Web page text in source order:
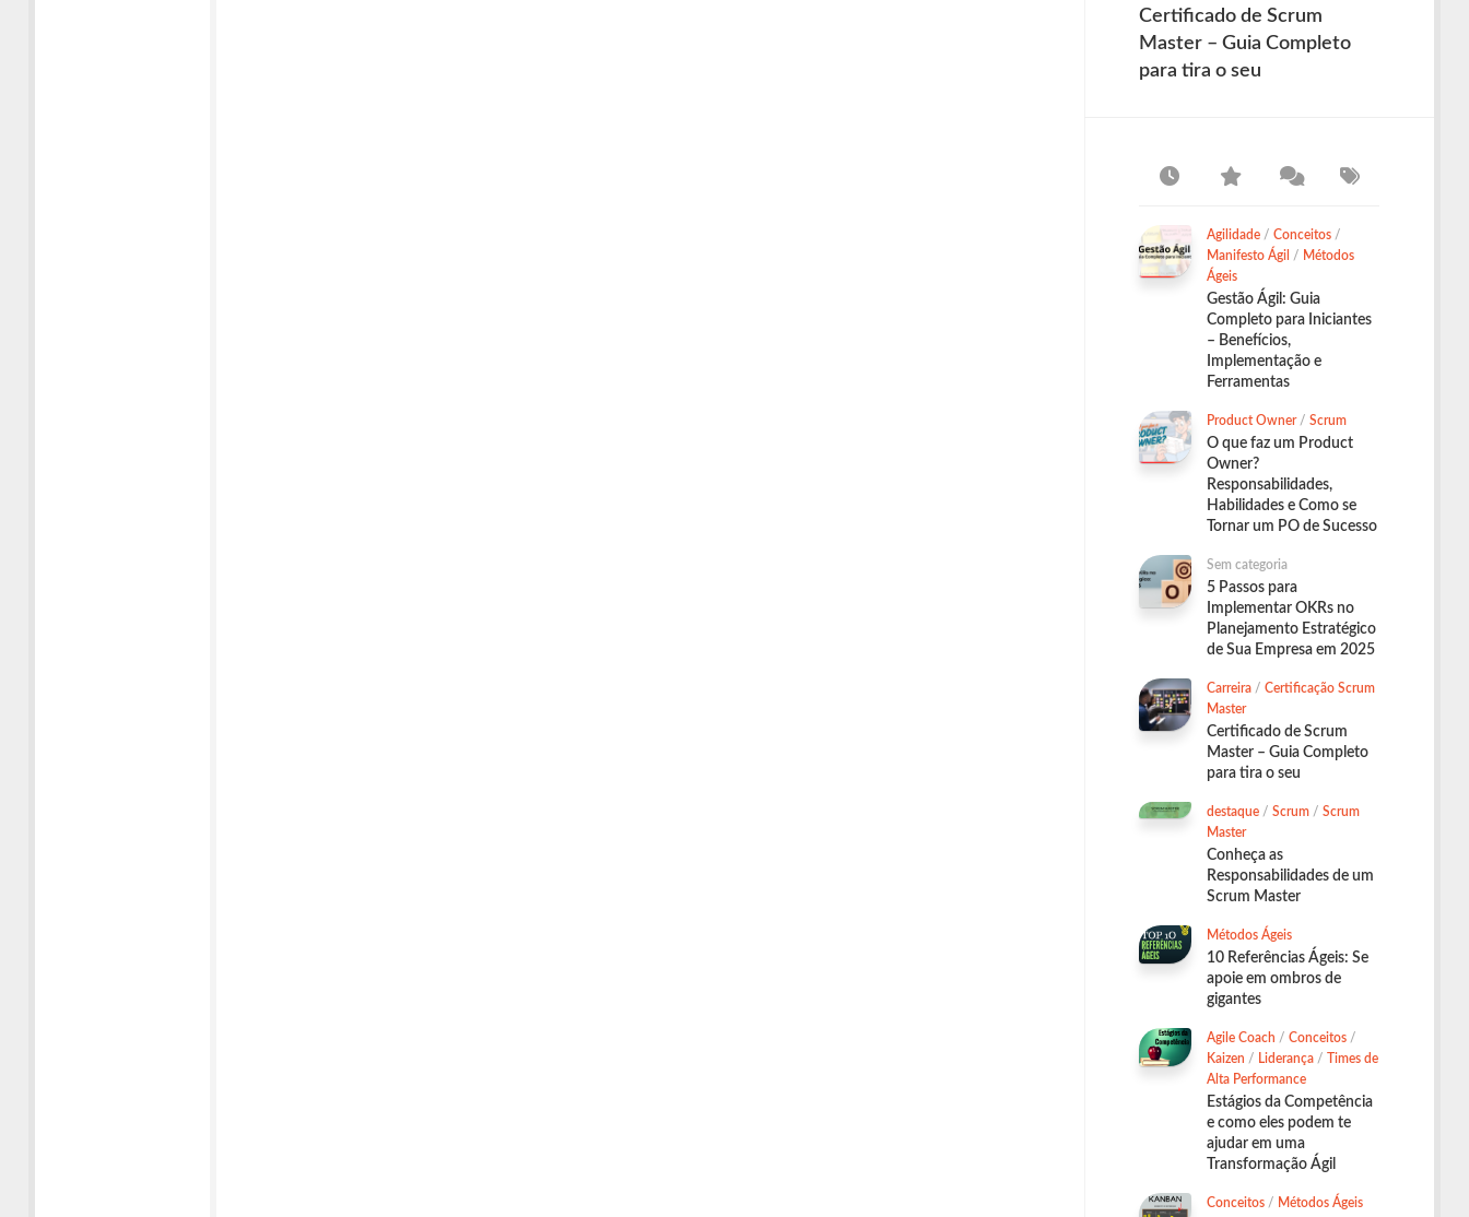
Certificado de Scrum
Master – Guia Completo
para tira o seu
Agilidade / Conceitos /
Manifesto Ágil / Métodos
Ágeis
Gestão Ágil: Guia
Completo para Iniciantes
– Benefícios,
Implementação e
Ferramentas
Product Owner/ Scrum
O que faz um Product
Owner?
Responsabilidades,
Habilidades e Como se
Tornar um PO de Sucesso
Sem categoria
5 Passos para
Implementar OKRs no
Planejamento Estratégico
de Sua Empresa em 2025
Carreira / Certificação Scrum
Master
Certificado de Scrum
Master – Guia Completo
para tira o seu
destaque / Scrum / Scrum
Master
Conheça as
Responsabilidades de um
Scrum Master
Métodos Ágeis
10 Referências Ágeis: Se
apoie em ombros de
gigantes
Agile Coach / Conceitos /
Kaizen / Liderança / Times de
Alta Performance
Estágios da Competência
e como eles podem te
ajudar em uma
Transformação Ágil
Conceitos / Métodos Ágeis